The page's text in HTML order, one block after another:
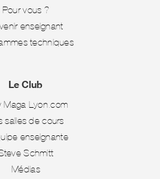
Pour vous ?
enseignant
techniques
Le Club
Maga Lyon.com
salles de cours
enseignante
Schmitt
Médias